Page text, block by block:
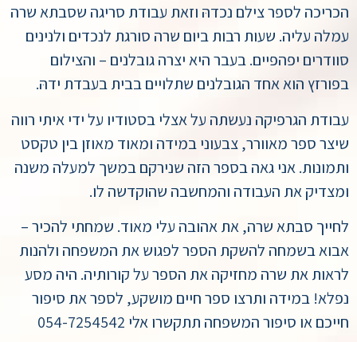
הכריכה לספר צילם נכדהּ וזאת עבודת סריגה שסבתא שרה
עמלה עליה. שעות רבות ביום שרה סורגת לנכדים ולנינים
סוודרים יפהפיים. בעבר היא יצרה גובלנים – והצילום
בפורזץ הוא אחד הגובלנים שתלויים בבית בעבדת ידהּ.
עבודת הגרפיקה נעשתה על אצלי בסטודיו על ידי איתי רווה
שיצר ספר מאוורר, צבעוני במידה ומאוד מאוזן בין טקסט
ותמונות. אני גאה בספר הזה שנירקם במשך למעלה משנה
ומצדיק את העבודה והמחשבה שהוקדשה לו.
לחייך סבתא שרה, את אהובה עלי מאוד. שמחתי להכיר –
אבוא בשמחה להשקת הספר לפגוש את המשפחה ולהנות
לראות את שרה מחזיקה את הספר על קורותיה. היה מסע
נפלא! במידה ותרצו ספר חיים מושקע, לספר את סיפור
חייכם או סיפור המשפחה תתקשרו אלי 054-7254542